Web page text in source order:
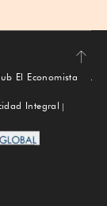
Subir
El Economista
Integral